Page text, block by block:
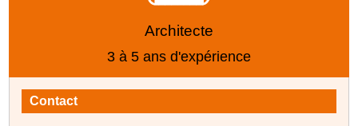
Architecte
3 à 5 ans d'expérience
Contact